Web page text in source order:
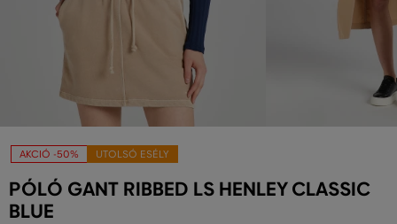
AKCIÓ -50% UTOLSÓ ESÉLY
PÓLÓ GANT RIBBED LS HENLEY CLASSIC
BLUE